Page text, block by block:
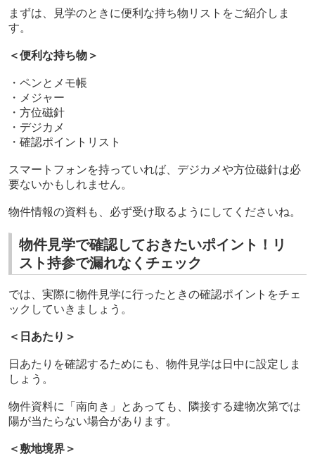
まずは、見学のときに便利な持ち物リストをご紹介しま
す。
＜便利な持ち物＞
・ペンとメモ帳
・メジャー
・方位磁針
・デジカメ
・確認ポイントリスト
スマートフォンを持っていれば、 デジカメや方位磁針は必
要ないかもしれません。
物件情報の資料も、必ず受け取るようにしてくださいね。
物件見学で確認しておきたいポイント！リ
スト持参で漏れなくチェック
では、実際に物件見学に行ったときの確認ポイントをチェ
ックしていきましょう。
＜日あたり＞
日あたりを確認するためにも、物件見学は日中に設定しま
しょう。
物件資料に「南向き」とあっても、隣接する建物次第では
陽が当たらない場合があります。
＜敷地境界＞